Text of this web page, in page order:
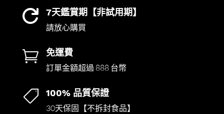
 7天鑑賞期【非試用期】
請放心購買
 免運費
訂單金額超過 888 台幣
 100% 品質保證
30天保固【不拆封食品】